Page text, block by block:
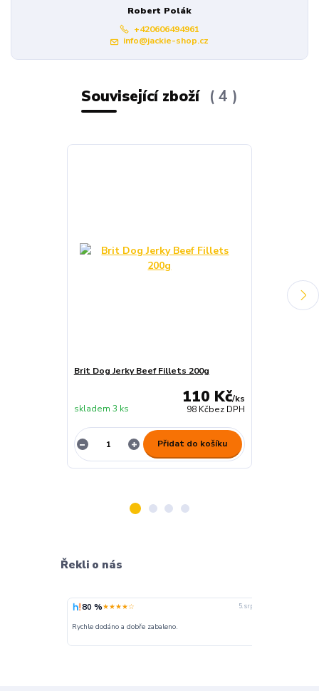
Robert Polák
+420606494961
info@jackie-shop.cz
Související zboží 4
Brit Dog Jerky Beef Fillets 200g
110 Kč/ks
98 Kčbez DPH
skladem 3 ks
Přidat do košíku
Řekli o nás
80 %★★★★☆ 5. srpna
Rychle dodáno a dobře zabaleno.